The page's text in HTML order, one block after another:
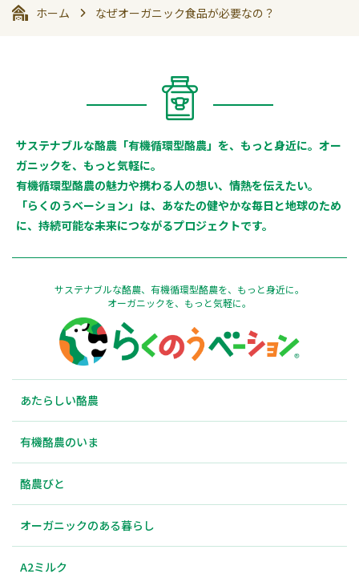
ホーム なぜオーガニック食品が必要なの？
サステナブルな酪農「有機循環型酪農」を、もっと身近に。オー
ガニックを、もっと気軽に。
有機循環型酪農の魅力や携わる人の想い、情熱を伝えたい。
「らくのうベーション」は、あなたの健やかな毎日と地球のため
に、持続可能な未来につながるプロジェクトです。
サステナブルな酪農、有機循環型酪農を、もっと身近に。
オーガニックを、もっと気軽に。
あたらしい酪農
有機酪農のいま
酪農びと
オーガニックのある暮らし
A2ミルク